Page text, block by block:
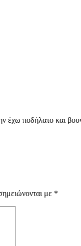
έχω ποδήλατο και
με *